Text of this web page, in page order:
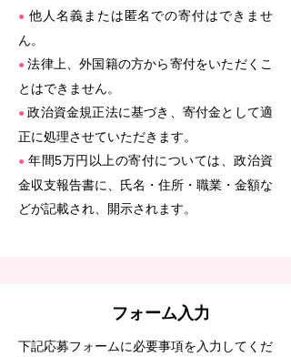
● 他人名義または匿名での寄付はできませ
ん。
●法律上、外国籍の方から寄付をいただくこ
とはできません。
● 政治資金規正法に基づき、寄付金として適
正に処理させていただきます。
● 年間5万円以上の寄付については、政治資
金収支報告書に、氏名・住所・職業・金額な
どが記載され、開示されます。
フォーム入力
下記応募フォームに必要事項を入力してくだ